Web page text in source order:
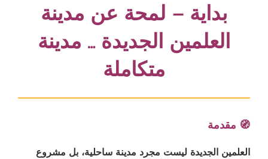
بداية – لمحة عن مدينة
العلمين الجديدة … مدينة
متكاملة
🧭 مقدمة
العلمين الجديدة ليست مجرد مدينة ساحلية، بل مشروع